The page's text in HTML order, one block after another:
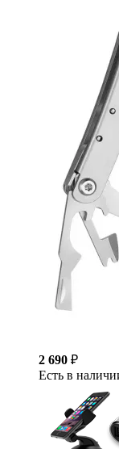
2 690 ₽
Есть в